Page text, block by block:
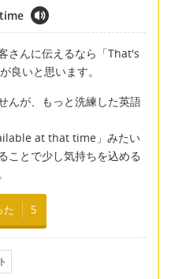
さんに伝えるなら「That's
いと思います。
んが、もっと洗練した英語
at that time」みたい
ことで少し気持ちを込める
た 5